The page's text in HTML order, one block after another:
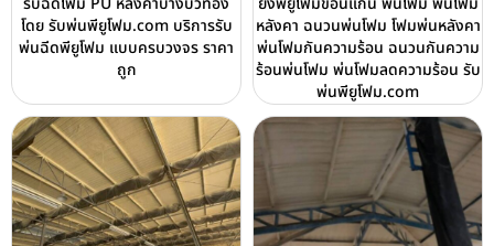
โดย รับพ่นพียูโฟม.com บริการรับ
พ่นฉีดพียูโฟม แบบครบวงจร ราคา
ถูก
หลังคา ฉนวนพ่นโฟม โฟมพ่นหลังคา
พ่นโฟมกันความร้อน ฉนวนกันความ
ร้อนพ่นโฟม พ่นโฟมลดความร้อน รับ
พ่นพียูโฟม.com